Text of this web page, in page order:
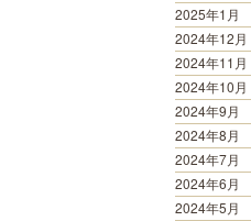
2025年1月
2024年12月
2024年11月
2024年10月
2024年9月
2024年8月
2024年7月
2024年6月
2024年5月